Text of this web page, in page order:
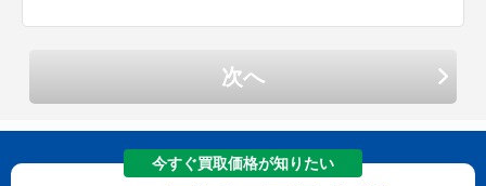
次へ
今すぐ買取価格が知りたい